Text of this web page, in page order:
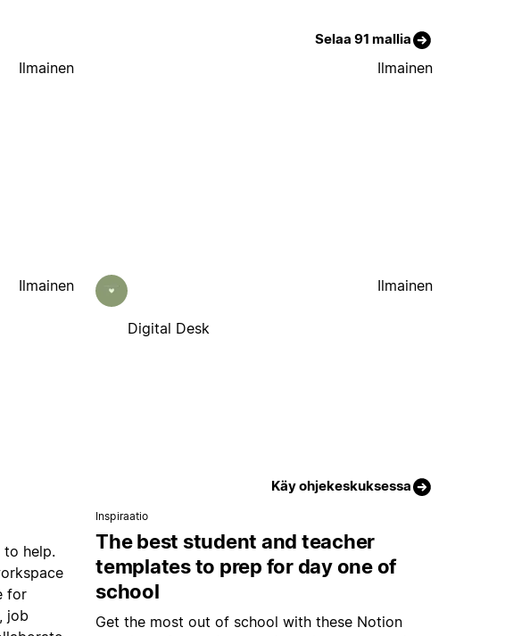
Selaa 91 mallia
Ilmainen Ilmainen
Ilmainen
Digital Desk
Ilmainen
Käy ohjekeskuksessa
to help.
for
job
Inspiraatio
The best student and teacher
templates to prep for day one of
school
Get the most out of school with these Notion